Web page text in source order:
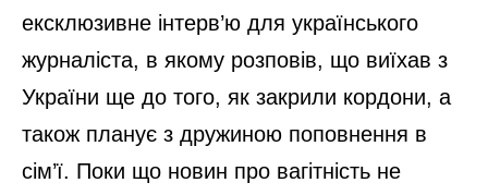
ексклюзивне інтерв’ю для українського
журналіста, в якому розповів, що виїхав з
України ще до того, як закрили кордони, а
також планує з дружиною поповнення в
сім’ї. Поки що новин про вагітність не